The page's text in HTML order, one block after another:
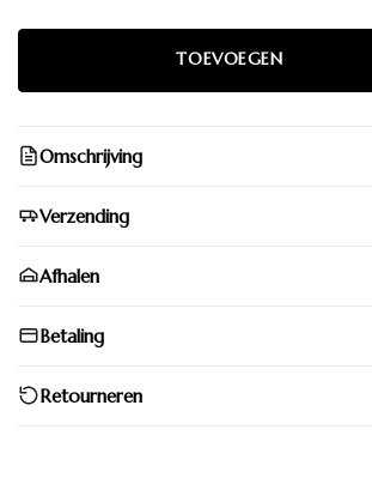
Omschrijving
Verzending
Afhalen
Betaling
Retourneren